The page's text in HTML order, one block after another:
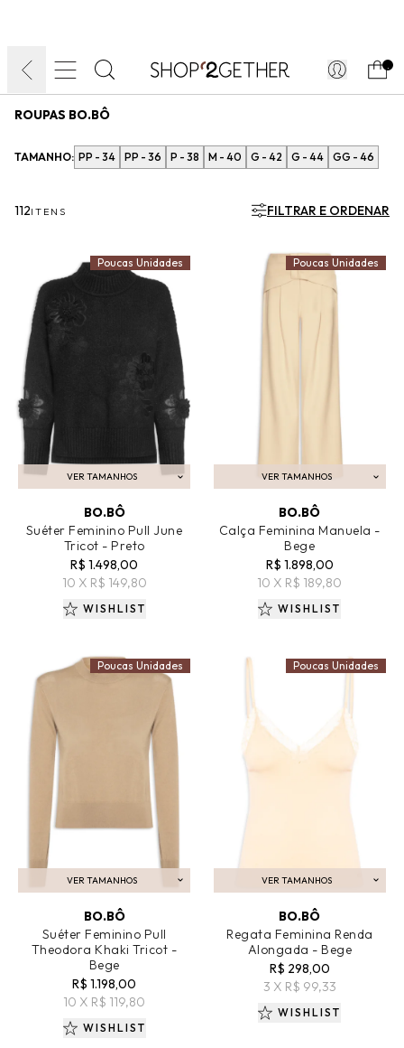
ROUPAS BO.BÔ
TAMANHO: PP - 34 PP - 36 P - 38 M - 40 G - 42 G - 44 GG - 46
112ITENS FILTRAR E ORDENAR
VER TAMANHOS
ADICIONAR AO CARRINHO
BO.BÔ
Suéter Feminino Pull June
Tricot - Preto
R$ 1.498,00
10 X R$ 149,80
Poucas Unidades
WISHLIST
VER TAMANHOS
ADICIONAR AO CARRINHO
BO.BÔ
Calça Feminina Manuela -
Bege
R$ 1.898,00
10 X R$ 189,80
Poucas Unidades
WISHLIST
VER TAMANHOS
ADICIONAR AO CARRINHO
BO.BÔ
Suéter Feminino Pull
Theodora Khaki Tricot -
Bege
R$ 1.198,00
10 X R$ 119,80
Poucas Unidades
WISHLIST
VER TAMANHOS
ADICIONAR AO CARRINHO
BO.BÔ
Regata Feminina Renda
Alongada - Bege
R$ 298,00
3 X R$ 99,33
Poucas Unidades
WISHLIST